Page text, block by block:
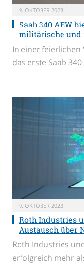
9. OKTOBER 2023
Saab 340 AEW
militärische und
In einer
das erste Saab
9. OKTOBER 2023
Roth Industries
Austausch über
Roth Industries
erfolgreich mehr